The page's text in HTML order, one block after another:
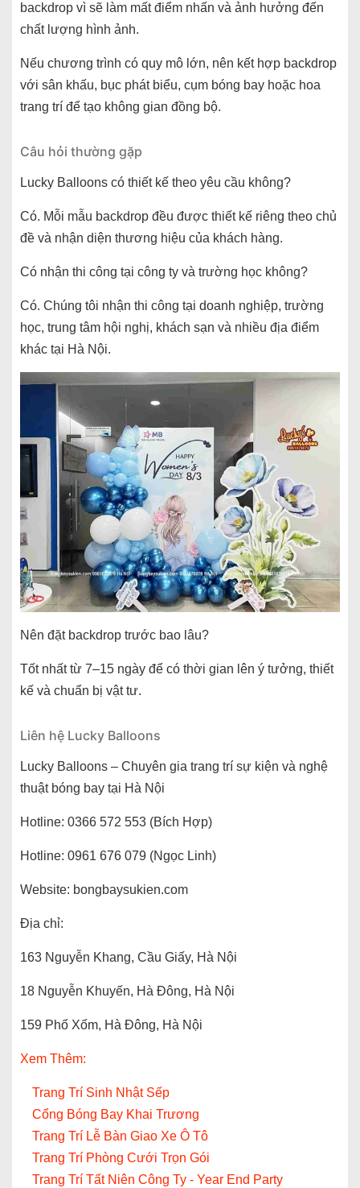
backdrop vì sẽ làm mất điểm nhấn và ảnh hưởng đến
chất lượng hình ảnh.
Nếu chương trình có quy mô lớn, nên kết hợp backdrop
với sân khấu, bục phát biểu, cụm bóng bay hoặc hoa
trang trí để tạo không gian đồng bộ.
Câu hỏi thường gặp
Lucky Balloons có thiết kế theo yêu cầu không?
Có. Mỗi mẫu backdrop đều được thiết kế riêng theo chủ
đề và nhận diện thương hiệu của khách hàng.
Có nhận thi công tại công ty và trường học không?
Có. Chúng tôi nhận thi công tại doanh nghiệp, trường
học, trung tâm hội nghị, khách sạn và nhiều địa điểm
khác tại Hà Nội.
Nên đặt backdrop trước bao lâu?
Tốt nhất từ 7–15 ngày để có thời gian lên ý tưởng, thiết
kế và chuẩn bị vật tư.
Liên hệ Lucky Balloons
Lucky Balloons – Chuyên gia trang trí sự kiện và nghệ
thuật bóng bay tại Hà Nội
Hotline: 0366 572 553 (Bích Hợp)
Hotline: 0961 676 079 (Ngọc Linh)
Website: bongbaysukien.com
Địa chỉ:
163 Nguyễn Khang, Cầu Giấy, Hà Nội
18 Nguyễn Khuyến, Hà Đông, Hà Nội
159 Phố Xốm, Hà Đông, Hà Nội
Xem Thêm:
Trang Trí Sinh Nhật Sếp
Cổng Bóng Bay Khai Trương
Trang Trí Lễ Bàn Giao Xe Ô Tô
Trang Trí Phòng Cưới Trọn Gói
Trang Trí Tất Niên Công Ty - Year End Party